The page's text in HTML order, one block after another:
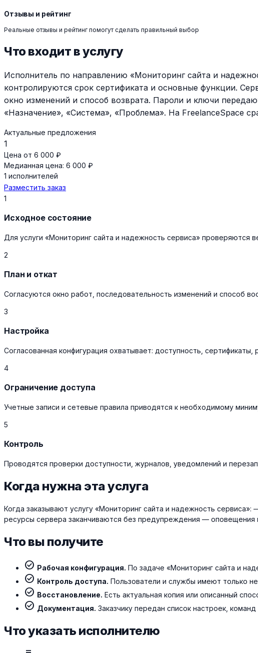
Отзывы и рейтинг
Реальные отзывы и рейтинг помогут сделать правильный выбор
Что входит в услугу
Исполнитель по направлению «Мониторинг сайта и
контролируются срок сертификата и основные функции.
окно изменений и способ возврата. Пароли и ключи
«Назначение», «Система», «Проблема». На FreelanceSpace
Актуальные предложения
1
Цена от 6 000 ₽
Медианная цена: 6 000 ₽
1 исполнителей
Разместить заказ
1
Исходное состояние
Для услуги «Мониторинг сайта и надежность сервиса»
2
План и откат
Согласуются окно работ, последовательность изменений и способ
3
Настройка
Согласованная конфигурация охватывает: доступность,
4
Ограничение доступа
Учетные записи и сетевые правила приводятся к необходимому
5
Контроль
Проводятся проверки доступности, журналов, уведомлений и
Когда нужна эта услуга
Когда заказывают услугу «Мониторинг сайта и надежность
ресурсы сервера заканчиваются без предупреждения —
Что вы получите
check_circle Рабочая конфигурация. По задаче «Мониторинг сайта и
check_circle Контроль доступа. Пользователи и службы имеют только
check_circle Восстановление. Есть актуальная копия или описанный
check_circle Документация. Заказчику передан список настроек,
Что указать исполнителю